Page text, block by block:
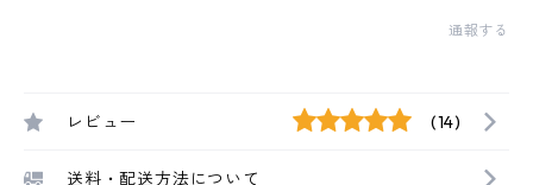
通報する
レビュー (14)
送料・配送方法について